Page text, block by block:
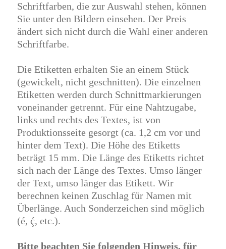
Schriftfarben, die zur Auswahl stehen, können
Sie unter den Bildern einsehen. Der Preis
ändert sich nicht durch die Wahl einer anderen
Schriftfarbe.
Die Etiketten erhalten Sie an einem Stück
(gewickelt, nicht geschnitten). Die einzelnen
Etiketten werden durch Schnittmarkierungen
voneinander getrennt. Für eine Nahtzugabe,
links und rechts des Textes, ist von
Produktionsseite gesorgt (ca. 1,2 cm vor und
hinter dem Text). Die Höhe des Etiketts
beträgt 15 mm. Die Länge des Etiketts richtet
sich nach der Länge des Textes. Umso länger
der Text, umso länger das Etikett. Wir
berechnen keinen Zuschlag für Namen mit
Überlänge. Auch Sonderzeichen sind möglich
(é, ḉ, etc.).
Bitte beachten Sie folgenden Hinweis, für